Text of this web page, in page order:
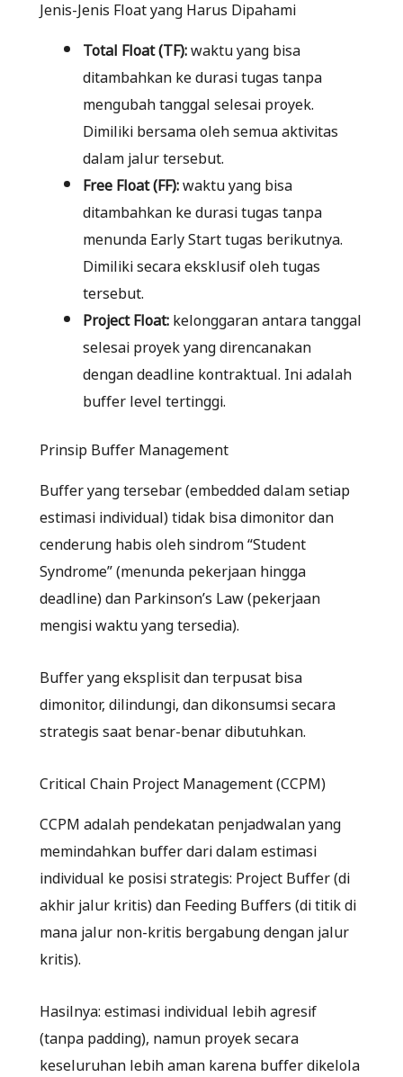
Jenis-Jenis Float yang Harus Dipahami
Total Float (TF):waktu yang bisa
ditambahkan ke durasi tugas tanpa
mengubah tanggal selesai proyek.
Dimiliki bersama oleh semua aktivitas
dalam jalur tersebut.
Free Float (FF):waktu yang bisa
ditambahkan ke durasi tugas tanpa
menunda Early Start tugas berikutnya.
Dimiliki secara eksklusif oleh tugas
tersebut.
Project Float:kelonggaran antara tanggal
selesai proyek yang direncanakan
dengan deadline kontraktual. Ini adalah
buffer level tertinggi.
Prinsip Buffer Management
Buffer yang tersebar (embedded dalam setiap
estimasi individual) tidak bisa dimonitor dan
cenderung habis oleh sindrom “Student
Syndrome” (menunda pekerjaan hingga
deadline) dan Parkinson’s Law (pekerjaan
mengisi waktu yang tersedia).
Buffer yang eksplisit dan terpusat bisa
dimonitor, dilindungi, dan dikonsumsi secara
strategis saat benar-benar dibutuhkan.
Critical Chain Project Management (CCPM)
CCPM adalah pendekatan penjadwalan yang
memindahkan buffer dari dalam estimasi
individual ke posisi strategis: Project Buffer (di
akhir jalur kritis) dan Feeding Buffers (di titik di
mana jalur non-kritis bergabung dengan jalur
kritis).
Hasilnya: estimasi individual lebih agresif
(tanpa padding), namun proyek secara
keseluruhan lebih aman karena buffer dikelola